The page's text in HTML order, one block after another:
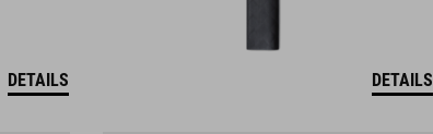
DETAILS DETAILS